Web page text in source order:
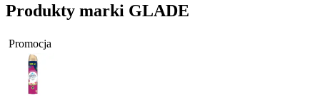
Produkty marki GLADE
Promocja